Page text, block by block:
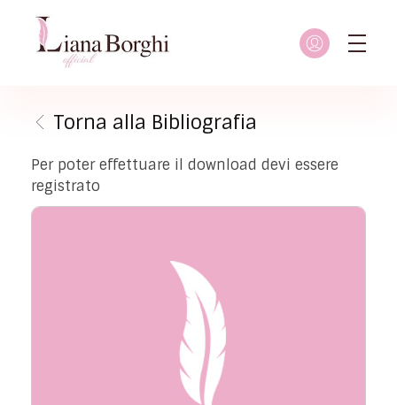
Torna alla Bibliografia
Per poter effettuare il download devi essere
registrato